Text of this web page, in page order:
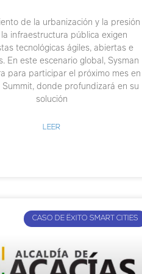
de la urbanización y la presión
infraestructura pública exigen
tecnológicas ágiles, abiertas e
En este escenario global, Sysman
para participar el próximo mes en
Summit, donde profundizará en su
solución
LEER
CASO DE ËXITO SMART CITIES